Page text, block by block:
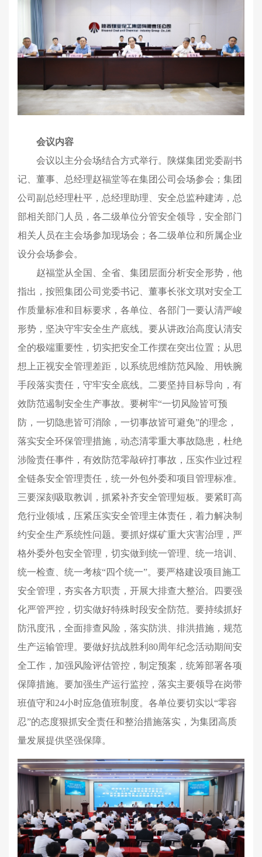
会议内容
会议以主分会场结合方式举行。陕煤集团党委副书
记、董事、总经理赵福堂等在集团公司会场参会；集团
公司副总经理杜平，总经理助理、安全总监种建涛，总
部相关部门人员，各二级单位分管安全领导，安全部门
相关人员在主会场参加现场会；各二级单位和所属企业
设分会场参会。
赵福堂从全国、全省、集团层面分析安全形势，他
指出，按照集团公司党委书记、董事长张文琪对安全工
作质量标准和目标要求，各单位、各部门一要认清严峻
形势，坚决守牢安全生产底线。要从讲政治高度认清安
全的极端重要性，切实把安全工作摆在突出位置；从思
想上正视安全管理差距，以系统思维防范风险、用铁腕
手段落实责任，守牢安全底线。二要坚持目标导向，有
效防范遏制安全生产事故。要树牢“一切风险皆可预
防，一切隐患皆可消除，一切事故皆可避免”的理念，
落实安全环保管理措施，动态清零重大事故隐患，杜绝
涉险责任事件，有效防范零敲碎打事故，压实作业过程
全链条安全管理责任，统一外包外委和项目管理标准。
三要深刻吸取教训，抓紧补齐安全管理短板。 要紧盯高
危行业领域，压紧压实安全管理主体责任，着力解决制
约安全生产系统性问题。要抓好煤矿重大灾害治理，严
格外委外包安全管理，切实做到统一管理、统一培训、
统一检查、统一考核“四个统一”。要严格建设项目施工
安全管理，夯实各方职责，开展大排查大整治。四要强
化严管严控，切实做好特殊时段安全防范。要持续抓好
防汛度汛，全面排查风险，落实防洪、排洪措施，规范
生产运输管理。要做好抗战胜利80周年纪念活动期间安
全工作，加强风险评估管控，制定预案，统筹部署各项
保障措施。要加强生产运行监控，落实主要领导在岗带
班值守和24小时应急值班制度。各单位要切实以“零容
忍”的态度狠抓安全责任和整治措施落实，为集团高质
量发展提供坚强保障。